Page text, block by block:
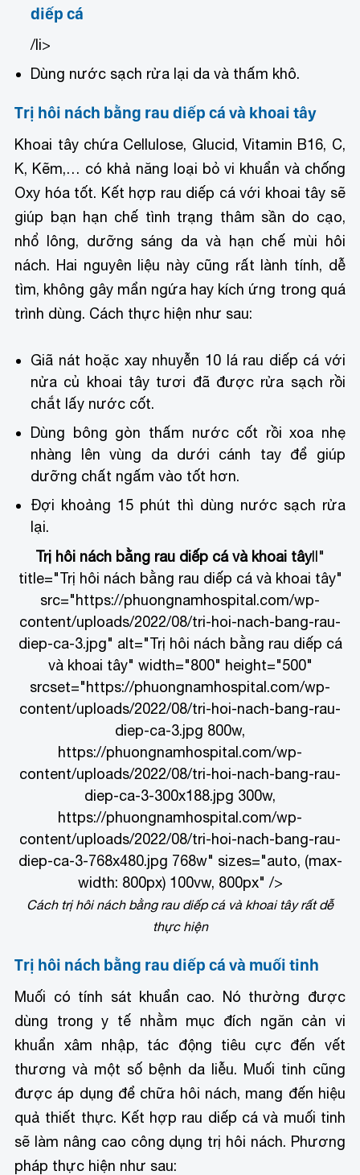
diếp cá
/li>
Dùng nước sạch rửa lại da và thấm khô.
Trị hôi nách bằng rau diếp cá và khoai tây
Khoai tây chứa Cellulose, Glucid, Vitamin B16, C,
K, Kẽm,… có khả năng loại bỏ vi khuẩn và chống
Oxy hóa tốt. Kết hợp rau diếp cá với khoai tây sẽ
giúp bạn hạn chế tình trạng thâm sần do cạo,
nhổ lông, dưỡng sáng da và hạn chế mùi hôi
nách. Hai nguyên liệu này cũng rất lành tính, dễ
tìm, không gây mẩn ngứa hay kích ứng trong quá
trình dùng. Cách thực hiện như sau:
Giã nát hoặc xay nhuyễn 10 lá rau diếp cá với
nửa củ khoai tây tươi đã được rửa sạch rồi
chắt lấy nước cốt.
Dùng bông gòn thấm nước cốt rồi xoa nhẹ
nhàng lên vùng da dưới cánh tay để giúp
dưỡng chất ngấm vào tốt hơn.
Đợi khoảng 15 phút thì dùng nước sạch rửa
lại.
Trị hôi nách bằng rau diếp cá và khoai tâyll"
title="Trị hôi nách bằng rau diếp cá và khoai tây"
src="https://phuongnamhospital.com/wp-
content/uploads/2022/08/tri-hoi-nach-bang-rau-
diep-ca-3.jpg" alt="Trị hôi nách bằng rau diếp cá
và khoai tây" width="800" height="500"
srcset="https://phuongnamhospital.com/wp-
content/uploads/2022/08/tri-hoi-nach-bang-rau-
diep-ca-3.jpg 800w,
https://phuongnamhospital.com/wp-
content/uploads/2022/08/tri-hoi-nach-bang-rau-
diep-ca-3-300x188.jpg 300w,
https://phuongnamhospital.com/wp-
content/uploads/2022/08/tri-hoi-nach-bang-rau-
diep-ca-3-768x480.jpg 768w" sizes="auto, (max-
width: 800px) 100vw, 800px" />
Cách trị hôi nách bằng rau diếp cá và khoai tây rất dễ
thực hiện
Trị hôi nách bằng rau diếp cá và muối tinh
Muối có tính sát khuẩn cao. Nó thường được
dùng trong y tế nhằm mục đích ngăn cản vi
khuẩn xâm nhập, tác động tiêu cực đến vết
thương và một số bệnh da liễu. Muối tinh cũng
được áp dụng để chữa hôi nách, mang đến hiệu
quả thiết thực. Kết hợp rau diếp cá và muối tinh
sẽ làm nâng cao công dụng trị hôi nách. Phương
pháp thực hiện như sau: